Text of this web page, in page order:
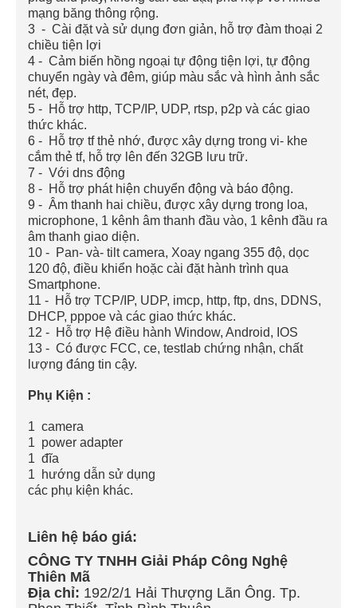
mạng băng thông rộng.
3 - Cài đặt và sử dụng đơn giản, hỗ trợ đàm thoại 2
chiều tiện lợi
4 - Cảm biến hồng ngoại tự động tiện lợi, tự động
chuyển ngày và đêm, giúp màu sắc và hình ảnh sắc
nét, đẹp.
5 - Hỗ trợ http, TCP/IP, UDP, rtsp, p2p và các giao
thức khác.
6 - Hỗ trợ tf thẻ nhớ, được xây dựng trong vi- khe
cắm thẻ tf, hỗ trợ lên đến 32GB lưu trữ.
7 - Với dns động
8 - Hỗ trợ phát hiện chuyển động và báo động.
9 - Âm thanh hai chiều, được xây dựng trong loa,
microphone, 1 kênh âm thanh đầu vào, 1 kênh đầu ra
âm thanh giao diện.
10 - Pan- và- tilt camera, Xoay ngang 355 độ, dọc
120 độ, điều khiển hoặc cài đặt hành trình qua
Smartphone.
11 - Hỗ trợ TCP/IP, UDP, imcp, http, ftp, dns, DDNS,
DHCP, pppoe và các giao thức khác.
12 - Hỗ trợ Hệ điều hành Window, Android, IOS
13 - Có được FCC, ce, testlab chứng nhận, chất
lượng đáng tin cậy.
Phụ Kiện :
1 camera
1 power adapter
1 đĩa
1 hướng dẫn sử dụng
các phụ kiện khác.
Liên hệ báo giá:
CÔNG TY TNHH Giải Pháp Công Nghệ
Thiên Mã
Địa chỉ: 192/2/1 Hải Thượng Lãn Ông. Tp.